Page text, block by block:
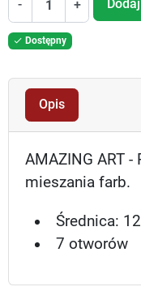
- +
 Dostępny
Opis
AMAZING ART
mieszania farb.
Średnica:
7 otworów